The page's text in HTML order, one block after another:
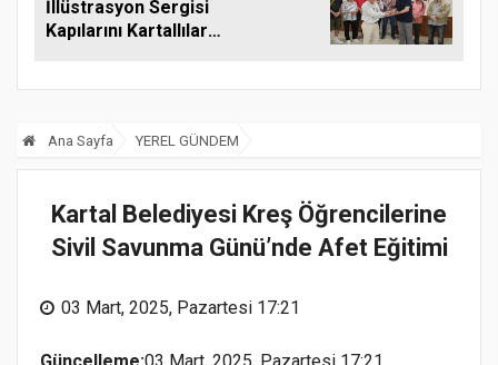
İllüstrasyon Sergisi
Kapılarını Kartallılar
Ana Sayfa YEREL GÜNDEM
Kartal Belediyesi Kreş Öğrencilerine
Sivil Savunma Günü’nde Afet Eğitimi
03 Mart, 2025, Pazartesi 17:21